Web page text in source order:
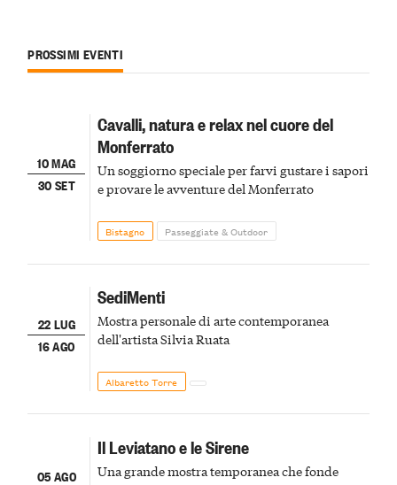
PROSSIMI EVENTI
10 MAG
30 SET
Cavalli, natura e relax nel cuore del
Monferrato
Un soggiorno speciale per farvi gustare i sapori
e provare le avventure del Monferrato
Bistagno Passeggiate & Outdoor
22 LUG
16 AGO
SediMenti
Mostra personale di arte contemporanea
dell'artista Silvia Ruata
Albaretto Torre
05 AGO
Il Leviatano e le Sirene
Una grande mostra temporanea che fonde